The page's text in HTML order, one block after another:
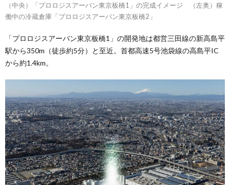
（中央）「プロロジスアーバン東京板橋1」の完成イメージ （左奥）稼
働中の冷蔵倉庫「プロロジスアーバン東京板橋2」
「プロロジスアーバン東京板橋1」の開発地は都営三田線の新高島平
駅から350m（徒歩約5分）と至近。首都高速5号池袋線の高島平IC
から約1.4km。